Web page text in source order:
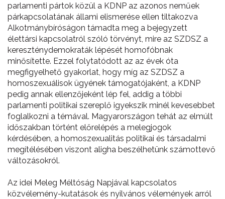
parlamenti pártok közül a KDNP az azonos neműek
párkapcsolatának állami elismerése ellen tiltakozva
Alkotmánybíróságon támadta meg a bejegyzett
élettársi kapcsolatról szóló törvényt, mire az SZDSZ a
kereszténydemokraták lépését homofóbnak
minősítette. Ezzel folytatódott az az évek óta
megfigyelhető gyakorlat, hogy míg az SZDSZ a
homoszexuálisok ügyének támogatójaként, a KDNP
pedig annak ellenzőjeként lép fel, addig a többi
parlamenti politikai szereplő igyekszik minél kevesebbet
foglalkozni a témával. Magyarországon tehát az elmúlt
időszakban történt előrelépés a melegjogok
kérdésében, a homoszexualitás politikai és társadalmi
megítélésében viszont aligha beszélhetünk számottevő
változásokról.
Az idei Meleg Méltóság Napjával kapcsolatos
közvélemény-kutatások és nyilvános vélemények arról